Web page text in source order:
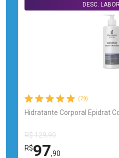
(79)
Hidratante Corporal Epidrat
DESC.
R$ 129,90
R$97,90